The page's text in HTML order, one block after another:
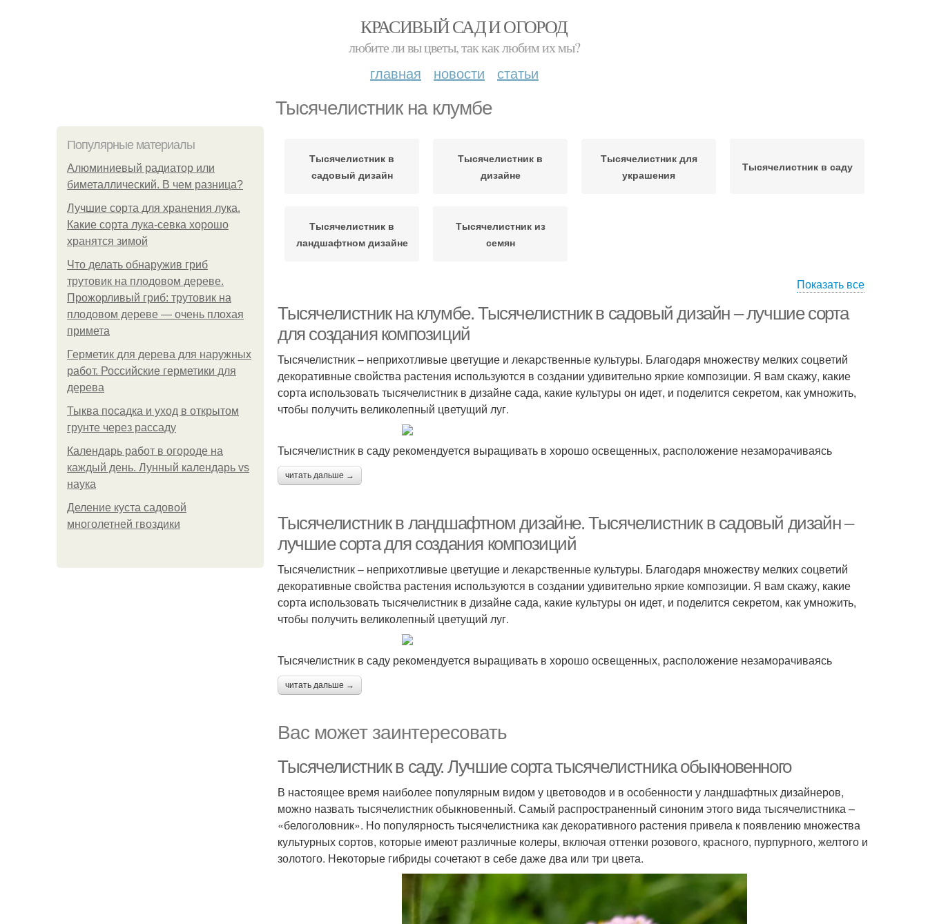
КРАСИВЫЙ САД И ОГОРОД
любите ли вы цветы, так как любим их мы?
главная новости статьи
Тысячелистник на клумбе
Популярные материалы
Алюминиевый радиатор или
биметаллический. В чем разница?
Лучшие сорта для хранения лука.
Какие сорта лука-севка хорошо
хранятся зимой
Что делать обнаружив гриб
трутовик на плодовом дереве.
Прожорливый гриб: трутовик на
плодовом дереве — очень плохая
примета
Герметик для дерева для наружных
работ. Российские герметики для
дерева
Тыква посадка и уход в открытом
грунте через рассаду
Календарь работ в огороде на
каждый день. Лунный календарь vs
наука
Деление куста садовой
многолетней гвоздики
Тысячелистник в
садовый дизайн
Тысячелистник в
дизайне
Тысячелистник для
украшения
Тысячелистник в саду
Тысячелистник в
ландшафтном дизайне
Тысячелистник из
семян
Показать все
Тысячелистник на клумбе. Тысячелистник в садовый дизайн – лучшие сорта
для создания композиций
Тысячелистник – неприхотливые цветущие и лекарственные культуры. Благодаря множеству мелких соцветий
декоративные свойства растения используются в создании удивительно яркие композиции. Я вам скажу, какие
сорта использовать тысячелистник в дизайне сада, какие культуры он идет, и поделится секретом, как умножить,
чтобы получить великолепный цветущий луг.
Тысячелистник в саду рекомендуется выращивать в хорошо освещенных, расположение незаморачиваясь
читать дальше →
Тысячелистник в ландшафтном дизайне. Тысячелистник в садовый дизайн –
лучшие сорта для создания композиций
Тысячелистник – неприхотливые цветущие и лекарственные культуры. Благодаря множеству мелких соцветий
декоративные свойства растения используются в создании удивительно яркие композиции. Я вам скажу, какие
сорта использовать тысячелистник в дизайне сада, какие культуры он идет, и поделится секретом, как умножить,
чтобы получить великолепный цветущий луг.
Тысячелистник в саду рекомендуется выращивать в хорошо освещенных, расположение незаморачиваясь
читать дальше →
Вас может заинтересовать
Тысячелистник в саду. Лучшие сорта тысячелистника обыкновенного
В настоящее время наиболее популярным видом у цветоводов и в особенности у ландшафтных дизайнеров,
можно назвать тысячелистник обыкновенный. Самый распространенный синоним этого вида тысячелистника –
«белоголовник». Но популярность тысячелистника как декоративного растения привела к появлению множества
культурных сортов, которые имеют различные колеры, включая оттенки розового, красного, пурпурного, желтого и
золотого. Некоторые гибриды сочетают в себе даже два или три цвета.